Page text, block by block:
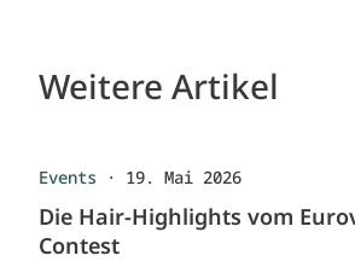
Weitere Artikel
Events · 19. Mai 2026
Die Hair-Highlights vom
Contest